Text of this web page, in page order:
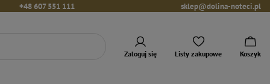
+48 607 551 111 sklep@dolina-noteci.pl
Zaloguj się Listy zakupowe Koszyk